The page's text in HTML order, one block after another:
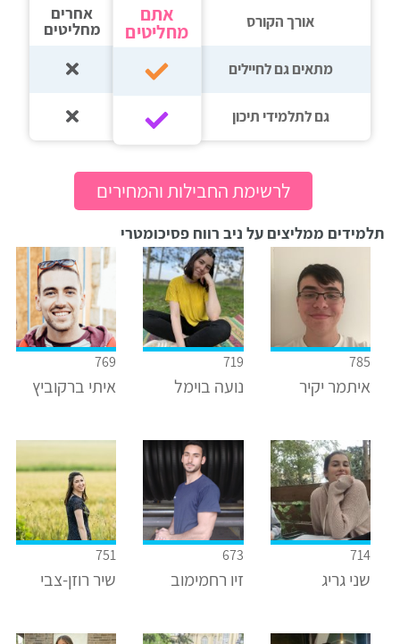
אורך הקורס
מתאים גם לחיילים
גם לתלמידי תיכון‎‏
אתם
מחליטים
אחרים
מחליטים
לרשימת החבילות והמחירים
תלמידים ממליצים על ניב רווח פסיכומטרי
785
איתמר יקיר
719
נועה בוימל
769
איתי ברקוביץ
714
שני גריג
673
זיו רחמימוב
751
שיר רוזן-צבי